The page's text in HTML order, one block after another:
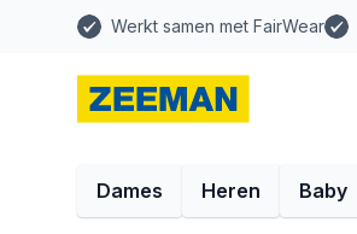
Werkt samen met FairWear
Dames Heren Baby